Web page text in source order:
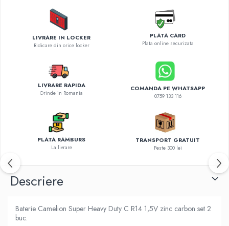
Incarcator masina electrica
Aparate de spalat cu presiune
CompresoareLIVRARE IN LOCKER
Ridicare din orice locker
PLATA CARD
Plata online securizata
LIVRARE RAPIDA
Orinde in Romania
COMANDA PE WHATSAPP
0759 133 116
PLATA RAMBURS
La livrare
TRANSPORT GRATUIT
Peste 300 lei
Descriere
Baterie Camelion Super Heavy Duty C R14 1,5V zinc carbon set 2
buc.